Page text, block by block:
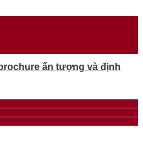
ấn tượng và định